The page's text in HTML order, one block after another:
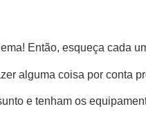
Então, esqueça cada
alguma coisa por conta
e tenham os